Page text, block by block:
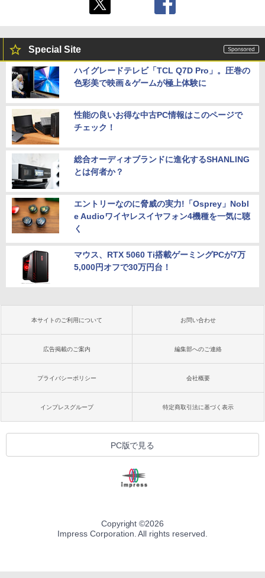
Special Site
ハイグレードテレビ「TCL Q7D Pro」。圧巻の
色彩美で映画＆ゲームが極上体験に
性能の良いお得な中古PC情報はこのページで
チェック！
総合オーディオブランドに進化するSHANLING
とは何者か？
エントリーなのに脅威の実力!「Osprey」Nobl
e Audioワイヤレスイヤフォン4機種を一気に聴
く
マウス、RTX 5060 Ti搭載ゲーミングPCが7万
5,000円オフで30万円台！
本サイトのご利用について お問い合わせ
広告掲載のご案内 編集部へのご連絡
プライバシーポリシー 会社概要
インプレスグループ 特定商取引法に基づく表示
PC版で見る
Copyright ©2026
Impress Corporation. All rights reserved.